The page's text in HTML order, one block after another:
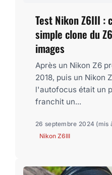
Test Nikon Z6III :
simple clone du
images
Après un Nikon Z6
2018, puis un Nikon
l'autofocus était un
franchit un...
26 septembre 2024 (mis
Nikon Z6III